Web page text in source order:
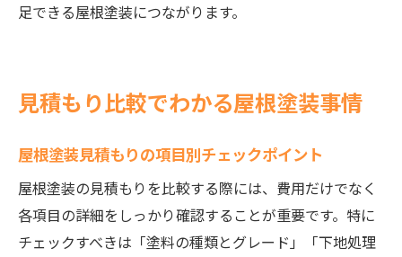
足できる屋根塗装につながります。
見積もり比較でわかる屋根塗装事情
屋根塗装見積もりの項目別チェックポイント
屋根塗装の見積もりを比較する際には、費用だけでなく
各項目の詳細をしっかり確認することが重要です。特に
チェックすべきは「塗料の種類とグレード」「下地処理